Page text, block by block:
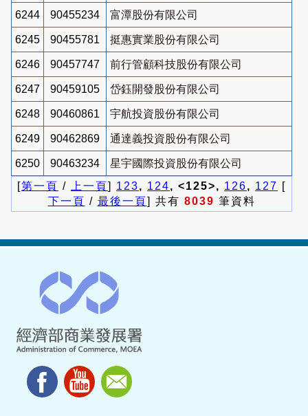
6244 90455234 富潭股份有限公司
6245 90455781 挺惠實業股份有限公司
6246 90457747 前行管顧科技股份有限公司
6247 90459105 岱鈺開發股份有限公司
6248 90460861 宇航投資股份有限公司
6249 90462869 通達義投資股份有限公司
6250 90463234
星宇國際投資股份有限公司
[第一頁 / 上一頁] 123, 124, <125>, 126, 127 [
下一頁 / 最後一頁] 共有 8039 筆資料